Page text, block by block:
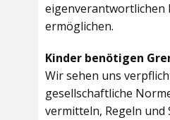
eigenverantwortlichen
ermöglichen.
Kinder benötigen
Wir sehen uns
gesellschaftliche
vermitteln, Regeln